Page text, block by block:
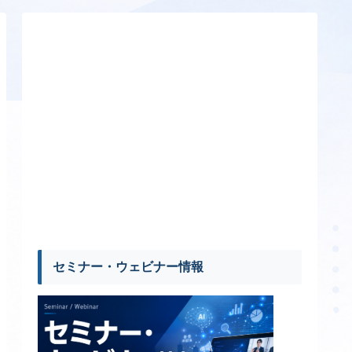
セミナー・ウェビナー情報